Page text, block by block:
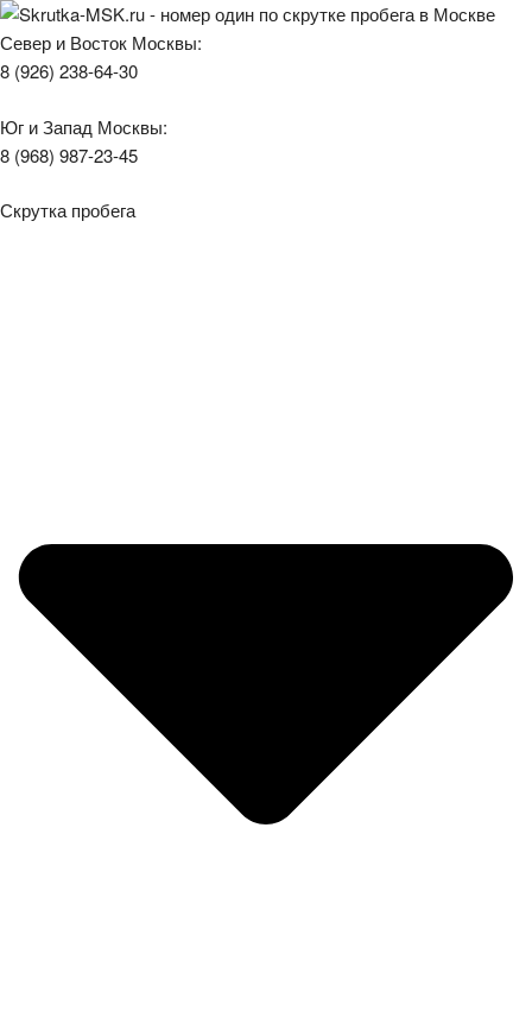
Север и Восток Москвы:
8 (926) 238-64-30
Юг и Запад Москвы:
8 (968) 987-23-45
Скрутка пробега